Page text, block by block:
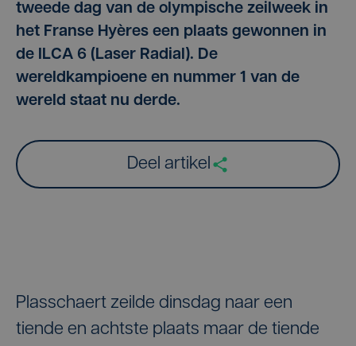
tweede dag van de olympische zeilweek in
het Franse Hyères een plaats gewonnen in
de ILCA 6 (Laser Radial). De
wereldkampioene en nummer 1 van de
wereld staat nu derde.
Deel artikel
Plasschaert zeilde dinsdag naar een
tiende en achtste plaats maar de tiende